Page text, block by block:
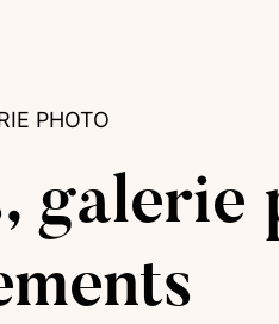
PHOTO
galerie